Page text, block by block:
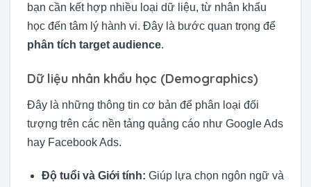
bạn cần kết hợp nhiều loại dữ liệu, từ nhân khẩu
học đến tâm lý hành vi. Đây là bước quan trọng để
phân tích target audience.
Dữ liệu nhân khẩu học (Demographics)
Đây là những thông tin cơ bản để phân loại đối
tượng trên các nền tảng quảng cáo như Google Ads
hay Facebook Ads.
Độ tuổi và Giới tính: Giúp lựa chọn ngôn ngữ và